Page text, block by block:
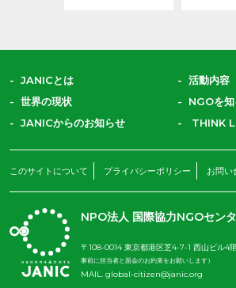
JANICとは
活動内容
世界の現状
NGOを知
JANICからのお知らせ
THINK
このサイトについて プライバシーポリシー お問い
NPO法人 国際協力NGOセンタ
〒108-0014 東京都港区芝4-7-1 西山ビル4
事前に担当者と面会のお約束をお願いします）
MAIL. global-citizen@janic.org